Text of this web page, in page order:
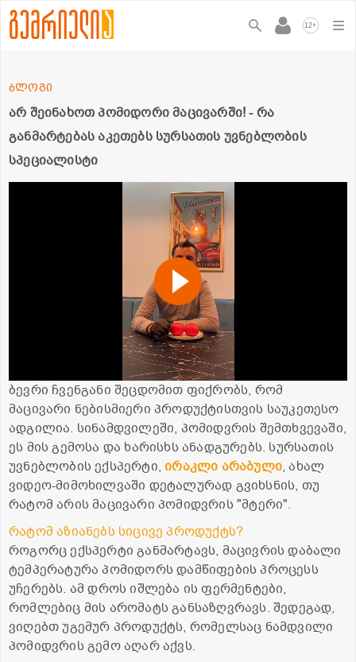
12+
არ შეინახოთ პომიდორი მაცივარში! - რა
განმარტებას აკეთებს სურსათის უვნებლობის
სპეციალისტი
ბლოგი
ბევრი ჩვენგანი შეცდომით ფიქრობს, რომ
მაცივარი ნებისმიერი პროდუქტისთვის საუკეთესო
ადგილია. სინამდვილეში, პომიდვრის შემთხვევაში,
ეს მის გემოსა და ხარისხს ანადგურებს. სურსათის
უვნებლობის ექსპერტი,ირაკლი არაბული, ახალ
ვიდეო-მიმოხილვაში დეტალურად გვიხსნის, თუ
რატომ არის მაცივარი პომიდვრის "მტერი".
რატომ აზიანებს სიცივე პროდუქტს?
როგორც ექსპერტი განმარტავს, მაცივრის დაბალი
ტემპერატურა პომიდორს დამწიფების პროცესს
უჩერებს. ამ დროს იშლება ის ფერმენტები,
რომლებიც მის არომატს განსაზღვრავს. შედეგად,
ვიღებთ უგემურ პროდუქტს, რომელსაც ნამდვილი
პომიდვრის გემო აღარ აქვს.